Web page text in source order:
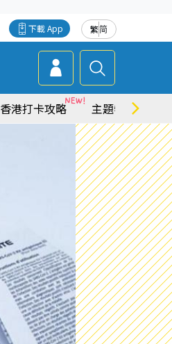
繁简
下載 App
香港打卡攻略 主題特集